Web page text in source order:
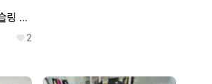
애플 에어팟4 노이즈켄슬링 왼쪽
2